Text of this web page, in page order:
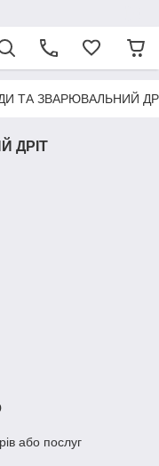
ТА ЗВАРЮВАЛЬНИЙ
ДРІТ
або послуг